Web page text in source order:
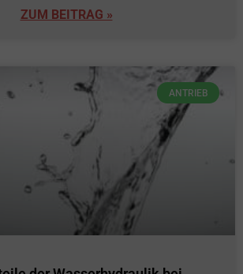
ZUM BEITRAG »
ANTRIEB